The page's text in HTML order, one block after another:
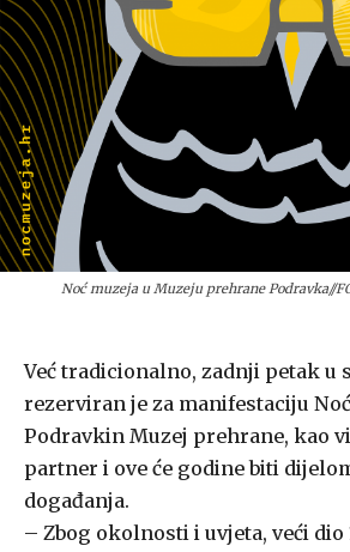
Noć muzeja u Muzeju prehrane Podravka//
Već tradicionalno, zadnji petak u
rezerviran je za manifestaciju
Podravkin Muzej prehrane, kao
partner i ove će godine biti
događanja.
– Zbog okolnosti i uvjeta, veći dio